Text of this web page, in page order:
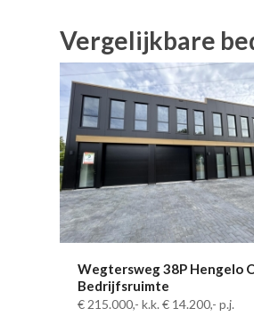
Vergelijkbare
Wegtersweg 38P Hengelo
Bedrijfsruimte
€ 215.000,- k.k. € 14.200,- p.j.